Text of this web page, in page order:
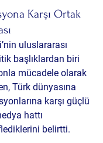
Karşı Ortak
uluslararası
başlıklardan biri
mücadele olarak
Türk dünyasına
karşı güçlü
hattı
belirtti.